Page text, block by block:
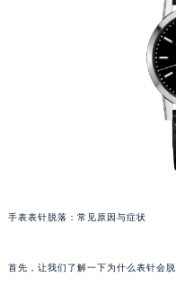
手表表针脱落：常见原因与症状
首先，让我们了解一下为什么表针会